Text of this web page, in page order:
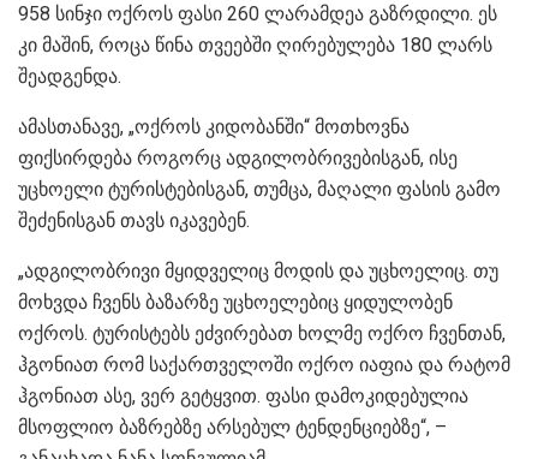
958 სინ­ჯი ოქ­როს ფასი 260 ლა­რამ­დეა გაზ­რდი­ლი. ეს
კი მა­შინ, როცა წინა თვე­ებ­ში ღი­რე­ბუ­ლე­ბა 180 ლარს
შე­ად­გენ­და.
ამასთანავე, „ოქროს კიდობანში“ მოთხოვნა
ფიქსირდება როგორც ადგილობრივებისგან, ისე
უცხოელი ტურისტებისგან, თუმცა, მაღალი ფასის გამო
შეძენისგან თავს იკავებენ.
„ადგილობრივი მყიდველიც მოდის და უცხოელიც. თუ
მოხვდა ჩვენს ბაზარზე უცხოელებიც ყიდულობენ
ოქროს. ტურისტებს ეძვირებათ ხოლმე ოქრო ჩვენთან,
ჰგონიათ რომ საქართველოში ოქრო იაფია და რატომ
ჰგონიათ ასე, ვერ გეტყვით. ფასი დამოკიდებულია
მსოფლიო ბაზრებზე არსებულ ტენდენციებზე“, –